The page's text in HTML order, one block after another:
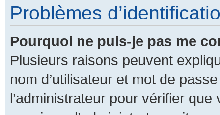
Problèmes
Pourquoi ne puis-je pas me
Plusieurs raisons peuvent
nom d’utilisateur et mot de
l’administrateur pour vérifier